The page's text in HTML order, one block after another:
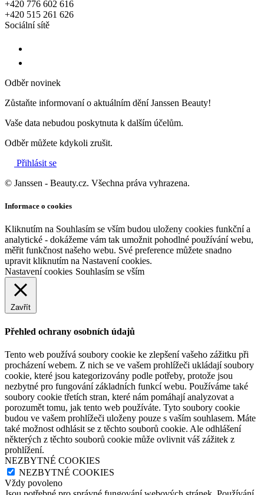
+420 776 602 616
+420 515 261 626
Sociální sítě
Odběr novinek
Zůstaňte informovaní o aktuálním dění Janssen Beauty!
Vaše data nebudou poskytnuta k dalším účelům.
Odběr můžete kdykoli zrušit.
Přihlásit se
© Janssen - Beauty.cz. Všechna práva vyhrazena.
Informace o cookies
Kliknutím na Souhlasím se vším budou uloženy cookies funkční a
analytické - dokážeme vám tak umožnit pohodlné používání webu,
měřit funkčnost našeho webu. Své preference můžete snadno
upravit kliknutím na Nastavení cookies.
Nastavení cookies Souhlasím se vším
Zavřít
Přehled ochrany osobních údajů
Tento web používá soubory cookie ke zlepšení vašeho zážitku při
procházení webem. Z nich se ve vašem prohlížeči ukládají soubory
cookie, které jsou kategorizovány podle potřeby, protože jsou
nezbytné pro fungování základních funkcí webu. Používáme také
soubory cookie třetích stran, které nám pomáhají analyzovat a
porozumět tomu, jak tento web používáte. Tyto soubory cookie
budou ve vašem prohlížeči uloženy pouze s vaším souhlasem. Máte
také možnost odhlásit se z těchto souborů cookie. Ale odhlášení
některých z těchto souborů cookie může ovlivnit váš zážitek z
prohlížení.
NEZBYTNÉ COOKIES
NEZBYTNÉ COOKIES
Vždy povoleno